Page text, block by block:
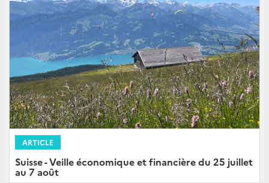
ARTICLE
Suisse - Veille économique et financière du 25 juillet
au 7 août